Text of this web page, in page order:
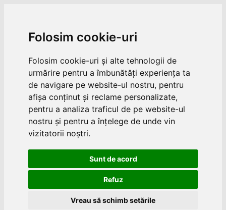
Folosim cookie-uri
Folosim cookie-uri și alte tehnologii de
urmărire pentru a îmbunătăți experiența ta
de navigare pe website-ul nostru, pentru
afișa conținut și reclame personalizate,
pentru a analiza traficul de pe website-ul
nostru și pentru a înțelege de unde vin
vizitatorii noștri.
Sunt de acord
Refuz
Vreau să schimb setările